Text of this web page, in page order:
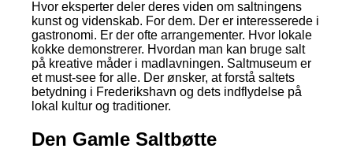
Hvor eksperter deler deres viden om saltningens
kunst og videnskab. For dem. Der er interesserede i
gastronomi. Er der ofte arrangementer. Hvor lokale
kokke demonstrerer. Hvordan man kan bruge salt
på kreative måder i madlavningen. Saltmuseum er
et must-see for alle. Der ønsker, at forstå saltets
betydning i Frederikshavn og dets indflydelse på
lokal kultur og traditioner.
Den Gamle Saltbøtte